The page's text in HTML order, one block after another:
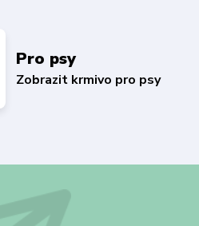
Pro psy
Zobrazit krmivo pro psy